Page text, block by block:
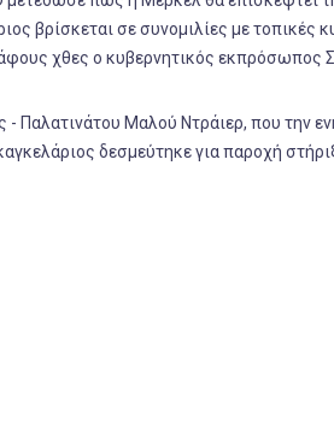
βρίσκεται σε συνομιλίες με τοπικές
χθες ο κυβερνητικός εκπρόσωπος
Παλατινάτου Μαλού Ντράιερ, που την
δεσμεύτηκε για παροχή